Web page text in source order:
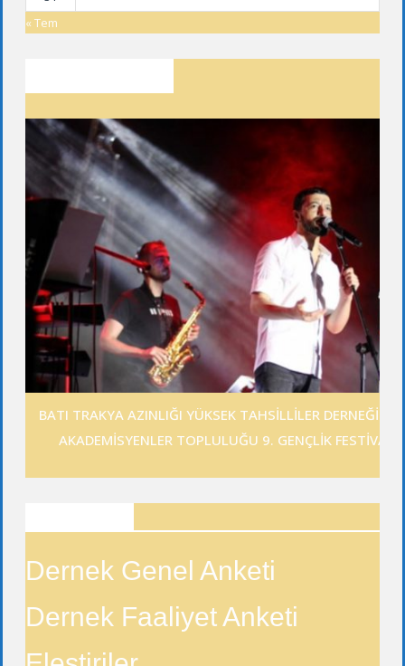
« Tem
BATI TRAKYA AZINLIĞI YÜKSEK TAHSİLLİLER DERNEĞİ
AKADEMİSYENLER TOPLULUĞU 9. GENÇLİK FESTİVALİ
Dernek Genel Anketi
Dernek Faaliyet Anketi